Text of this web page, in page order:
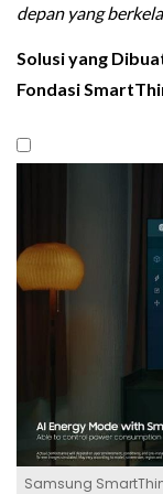
depan yang
Solusi yang
Fondasi
Samsung